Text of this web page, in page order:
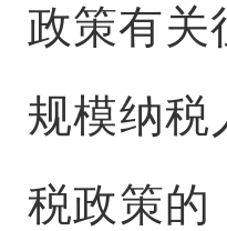
政策有关
规模纳税
税政策的